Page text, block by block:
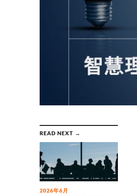
READ NEXT →
2026年6月